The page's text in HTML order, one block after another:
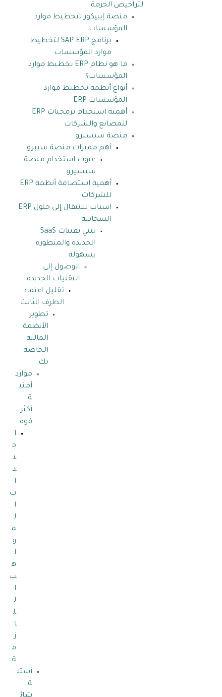
لتراخيص الحزمة
منصة إيبيكور لتخطيط موارد
المؤسسات
برنامج SAP ERP لتخطيط
موارد المؤسسات
ما هو نظام ERP تخطيط موارد
المؤسسات؟
أنواع أنظمة تخطيط موارد
المؤسسات ERP
أهمية استخدام برمجيات ERP
للمصانع والشركات
منصة سيسبرو
أهم مميزات منصة سيبرو
عيوب استخدام منصة
سيسيرو
أهمية استضافة أنظمة ERP
للشركات
اسباب للانتقال إلى حلول ERP
السحابية
تبني تقنيات SaaS
الجديدة والمتطورة
بسهولة
الوصول إلى
التقنيات الجديدة
تقليل اعتماد
الطرف الثالث
تطوير
الأنظمة
المالية
الخاصة
بك
موارد
أمني
ة
أكثر
قوة
ا
ج
ت
ذ
ا
ب
ا
ل
م
و
ا
ه
ب
ا
ل
ل
ا
ز
م
ة
أسئل
ة